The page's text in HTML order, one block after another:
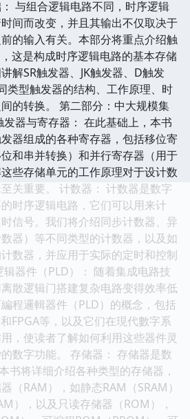
与组合逻辑电路不同，时序逻辑
间而改变，并且其输出不仅取决于
的输入有关。本部分将重点介绍触
这是构成时序逻辑电路的基本存储
解SR触发器、JK触发器、D触发
类型触发器的结构、工作原理、时
的转换。 第二部分：中大规模集
器与寄存器： 在此基础上，本书
器组成的各种寄存器，包括移位寄
和串并转换）和并行寄存器（用于
些存储单元的工作原理对于设计数
关重要。 计数器： 计数器是数字
时序逻辑电路，它们可以用来计
信号。我们将介绍同步计数器、异
器）等不同类型的计数器，以及如
数器，并应用于实际的定时和控制
辑器件（PLD）： 随着集成电路技
散逻辑门搭建复杂电路变得效率低
程邏輯器件（PLD）的概念，包括
FPGA等，以及它们在現代數字系
，使读者了解如何利用这些器件灵
数字功能。 存储器： 存储器是数
书将详细介绍各种类型的存储器，
（RAM），如静态RAM（SRAM）
），以及只读存储器（ROM），